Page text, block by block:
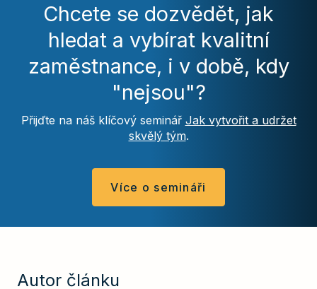
Chcete se dozvědět, jak
hledat a vybírat kvalitní
zaměstnance, i v době, kdy
"nejsou"?
Přijďte na náš klíčový seminář Jak vytvořit a udržet
skvělý tým.
Více o semináři
Autor článku